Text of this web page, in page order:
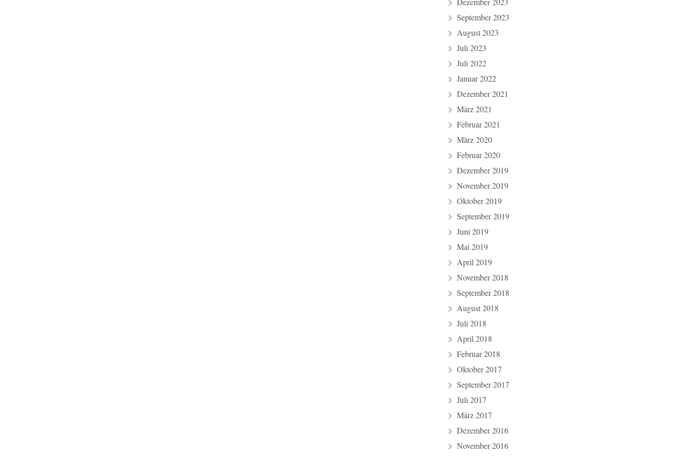
September 2023
August 2023
Juli 2023
Juli 2022
Januar 2022
Dezember 2021
März 2021
Februar 2021
März 2020
Februar 2020
Dezember 2019
November 2019
Oktober 2019
September 2019
Juni 2019
Mai 2019
April 2019
November 2018
September 2018
August 2018
Juli 2018
April 2018
Februar 2018
Oktober 2017
September 2017
Juli 2017
März 2017
Dezember 2016
November 2016